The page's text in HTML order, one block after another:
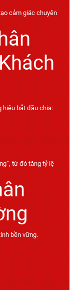
cảm giác chuyên
hiệu bắt đầu chia:
từ đó tăng tỷ lệ
bền vững.